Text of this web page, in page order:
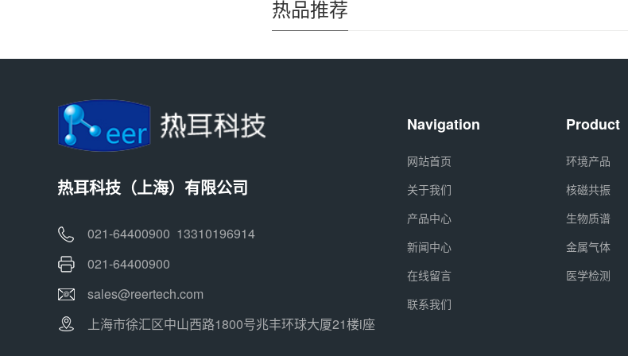
热品推荐
热耳科技（上海）有限公司
021-64400900 13310196914
021-64400900
sales@reertech.com
上海市徐汇区中山西路1800号兆丰环球大厦21楼i座
Navigation
网站首页
关于我们
产品中心
新闻中心
在线留言
联系我们
Product
环境产品
核磁共振
生物质谱
金属气体
医学检测